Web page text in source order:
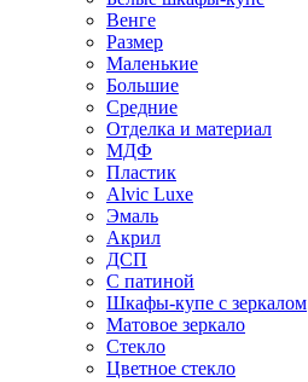
Венге
Размер
Маленькие
Большие
Средние
Отделка и материал
МДФ
Пластик
Alvic Luxe
Эмаль
Акрил
ДСП
С патиной
Шкафы-купе с зеркалом
Матовое зеркало
Стекло
Цветное стекло